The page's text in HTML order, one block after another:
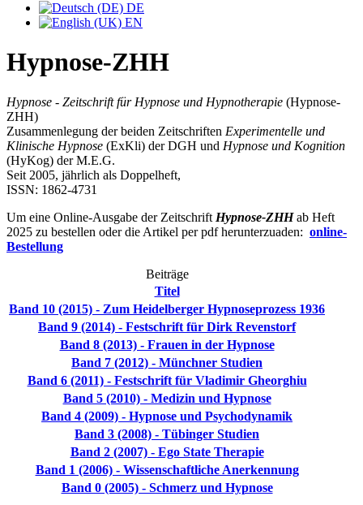
DE
EN
Hypnose-ZHH
Hypnose - Zeitschrift für Hypnose und Hypnotherapie (Hypnose-
ZHH)
Zusammenlegung der beiden Zeitschriften Experimentelle und
Klinische Hypnose (ExKli) der DGH und Hypnose und Kognition
(HyKog) der M.E.G.
Seit 2005, jährlich als Doppelheft,
ISSN: 1862-4731
Um eine Online-Ausgabe der Zeitschrift Hypnose-ZHHab Heft
2025 zu bestellen oder die Artikel per pdf herunterzuaden: online-
Bestellung
Beiträge
Titel
Band 10 (2015) - Zum Heidelberger Hypnoseprozess 1936
Band 9 (2014) - Festschrift für Dirk Revenstorf
Band 8 (2013) - Frauen in der Hypnose
Band 7 (2012) - Münchner Studien
Band 6 (2011) - Festschrift für Vladimir Gheorghiu
Band 5 (2010) - Medizin und Hypnose
Band 4 (2009) - Hypnose und Psychodynamik
Band 3 (2008) - Tübinger Studien
Band 2 (2007) - Ego State Therapie
Band 1 (2006) - Wissenschaftliche Anerkennung
Band 0 (2005) - Schmerz und Hypnose